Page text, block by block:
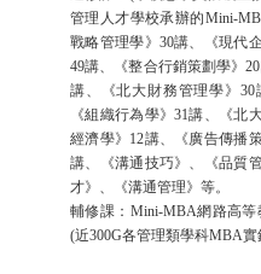
管理人才學校承辦的Mini-
戰略管理學》30講、《現代
49講、《整合行銷策劃學》
講、《北大財務管理學》30
《組織行為學》31講、《北
經濟學》12講、《廣告傳播
講、《溝通技巧》、《品質
才》、《溝通管理》等。
輔修課：Mini-MBA網路高
(近300G各管理類學科MBA